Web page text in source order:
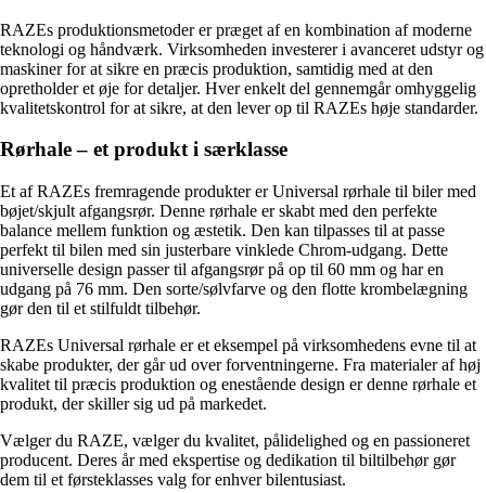
RAZEs produktionsmetoder er præget af en kombination af moderne
teknologi og håndværk. Virksomheden investerer i avanceret udstyr og
maskiner for at sikre en præcis produktion, samtidig med at den
opretholder et øje for detaljer. Hver enkelt del gennemgår omhyggelig
kvalitetskontrol for at sikre, at den lever op til RAZEs høje standarder.
Rørhale – et produkt i særklasse
Et af RAZEs fremragende produkter er Universal rørhale til biler med
bøjet/skjult afgangsrør. Denne rørhale er skabt med den perfekte
balance mellem funktion og æstetik. Den kan tilpasses til at passe
perfekt til bilen med sin justerbare vinklede Chrom-udgang. Dette
universelle design passer til afgangsrør på op til 60 mm og har en
udgang på 76 mm. Den sorte/sølvfarve og den flotte krombelægning
gør den til et stilfuldt tilbehør.
RAZEs Universal rørhale er et eksempel på virksomhedens evne til at
skabe produkter, der går ud over forventningerne. Fra materialer af høj
kvalitet til præcis produktion og enestående design er denne rørhale et
produkt, der skiller sig ud på markedet.
Vælger du RAZE, vælger du kvalitet, pålidelighed og en passioneret
producent. Deres år med ekspertise og dedikation til biltilbehør gør
dem til et førsteklasses valg for enhver bilentusiast.